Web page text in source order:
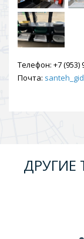
Телефон: +7 (953)
Почта:
ДРУГИЕ